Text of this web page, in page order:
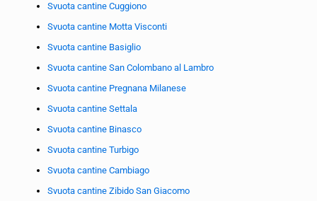
Svuota cantine Cuggiono
Svuota cantine Motta Visconti
Svuota cantine Basiglio
Svuota cantine San Colombano al Lambro
Svuota cantine Pregnana Milanese
Svuota cantine Settala
Svuota cantine Binasco
Svuota cantine Turbigo
Svuota cantine Cambiago
Svuota cantine Zibido San Giacomo